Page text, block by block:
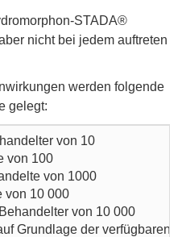
STADA®
nicht bei jedem auftreten
werden folgende
gelegt:
von 10
von 100
von 1000
von 10 000
von 10 000
Grundlage der verfügbaren